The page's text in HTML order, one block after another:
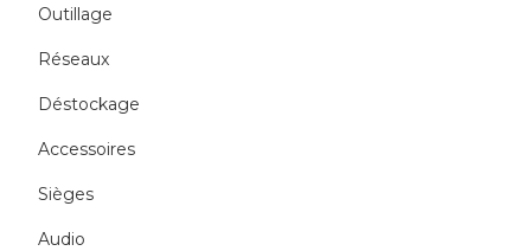
Outillage
Réseaux
Déstockage
Accessoires
Sièges
Audio